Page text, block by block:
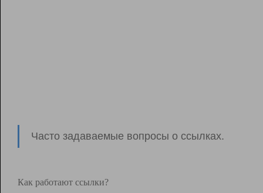
Часто задаваемые вопросы о ссылках.
Как работают ссылки?